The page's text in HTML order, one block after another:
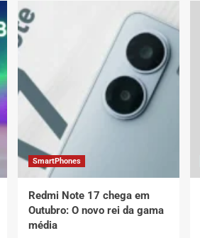
SmartPhones
Redmi Note 17 chega em
Outubro: O novo rei da gama
média